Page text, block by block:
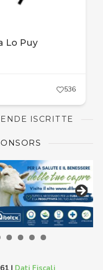
Lo Puy
536
ISCRITTE
| Dati Fiscali